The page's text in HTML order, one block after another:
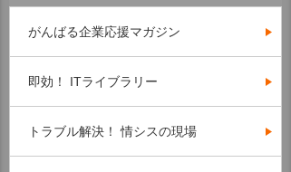
がんばる企業応援マガジン
即効！ ITライブラリー
トラブル解決！ 情シスの現場